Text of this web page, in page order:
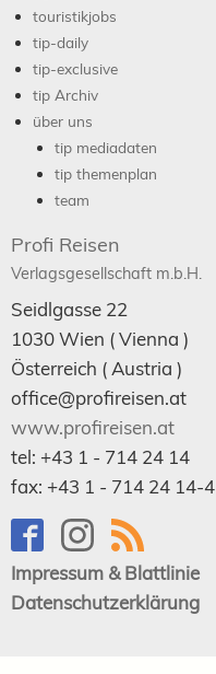
touristikjobs
tip-daily
tip-exclusive
tip Archiv
über uns
tip mediadaten
tip themenplan
team
Profi Reisen
Verlagsgesellschaft m.b.H.
Seidlgasse 22
1030Wien ( Vienna )
Österreich ( Austria )
office@profireisen.at
www.profireisen.at
tel: +43 1 - 714 24 14
fax: +43 1 - 714 24 14-4
Impressum & Blattlinie
Datenschutzerklärung